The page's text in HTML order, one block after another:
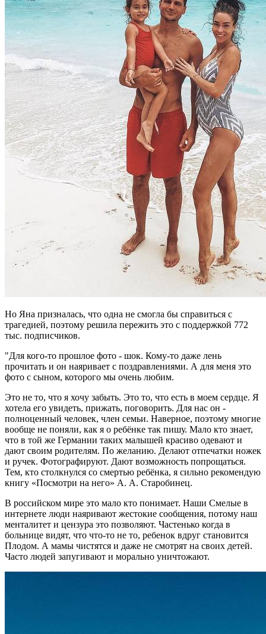
Но Яна призналась, что одна не смогла бы справиться с
трагедией, поэтому решила пережить это с поддержкой 772
тыс. подписчиков.
"Для кого-то прошлое фото - шок. Кому-то даже лень
прочитать и он наяривает с поздравлениями. А для меня это
фото с сыном, которого мы очень любим.
Это не то, что я хочу забыть. Это то, что есть в моем сердце. Я
хотела его увидеть, прижать, поговорить. Для нас он -
полноценный человек, член семьи. Наверное, поэтому многие
вообще не поняли, как я о ребёнке так пишу. Мало кто знает,
что в той же Германии таких малышей красиво одевают и
дают своим родителям. По желанию. Делают отпечатки ножек
и ручек. Фотографируют. Дают возможность попрощаться.
Тем, кто столкнулся со смертью ребёнка, я сильно рекомендую
книгу «Посмотри на него» А. А. Старобинец.
В российском мире это мало кто понимает. Наши Смелые в
интернете люди наяривают жестокие сообщения, потому наш
менталитет и цензура это позволяют. Частенько когда в
больнице видят, что что-то не то, ребенок вдруг становится
Плодом. А мамы чистятся и даже не смотрят на своих детей.
Часто людей запугивают и морально уничтожают.